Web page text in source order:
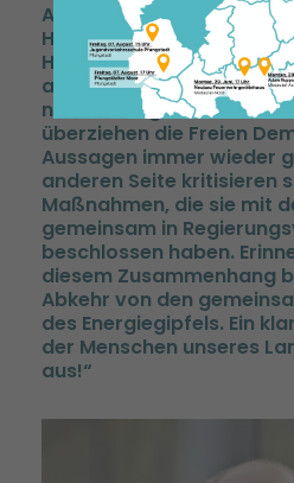
Anlässlich des
Hessen sagte der
Hessen, Manfred Pentz:
als Oppositionspartei in
noch nicht gefunden. Auf
überziehen die Freien
Aussagen immer wieder
anderen Seite kritisieren
Maßnahmen, die sie mit
gemeinsam in
beschlossen haben.
diesem Zusammenhang
Abkehr von den
des Energiegipfels. Ein
der Menschen unseres
aus!“